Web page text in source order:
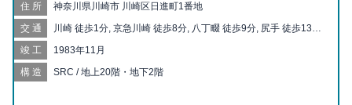
住所 神奈川県川崎市 川崎区日進町1番地
交通
川崎 徒歩1分, 京急川崎 徒歩8分, 八丁畷 徒歩9分, 尻手 徒歩13分,
竣工 1983年11月
構造 SRC / 地上20階・地下2階